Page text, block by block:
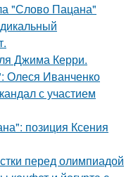
"Слово Пацана"
Джима Керри.
Иванченко
с участием
позиция Ксения
перед олимпиадой